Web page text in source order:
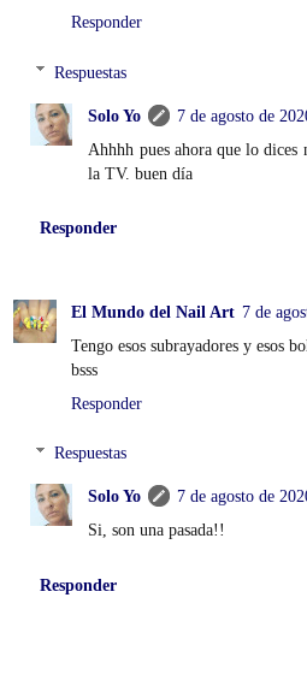
Responder
Respuestas
Solo Yo
7 de agosto de
Ahhhh pues ahora que lo
la TV. buen día
Responder
El Mundo del Nail Art 7 de
Tengo esos subrayadores y esos
bsss
Responder
Respuestas
Solo Yo
7 de agosto de
Si, son una pasada!!
Responder